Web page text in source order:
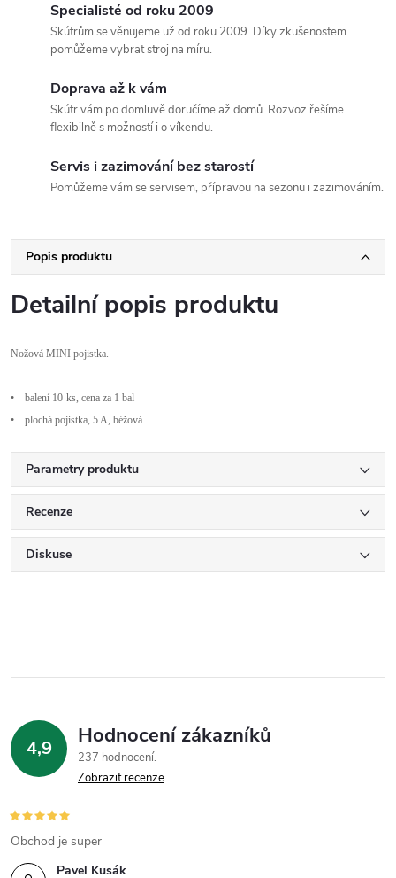
Specialisté od roku 2009
Skútrům se věnujeme už od roku 2009. Díky zkušenostem
pomůžeme vybrat stroj na míru.
Doprava až k vám
Skútr vám po domluvě doručíme až domů. Rozvoz řešíme
flexibilně s možností i o víkendu.
Servis i zazimování bez starostí
Pomůžeme vám se servisem, přípravou na sezonu i zazimováním.
Popis produktu
Detailní popis produktu
Nožová MINI pojistka.
• balení 10 ks, cena za 1 bal
• plochá pojistka, 5 A, béžová
Parametry produktu
Recenze
Diskuse
4,9 Hodnocení zákazníků
237 hodnocení
Zobrazit recenze
Pavel Kusák
Obchod je super